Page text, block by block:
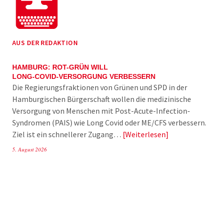
AUS DER REDAKTION
HAMBURG: ROT-GRÜN WILL
LONG-COVID-VERSORGUNG VERBESSERN
Die Regierungsfraktionen von Grünen und SPD in der
Hamburgischen Bürgerschaft wollen die medizinische
Versorgung von Menschen mit Post-Acute-Infection-
Syndromen (PAIS) wie Long Covid oder ME/CFS verbessern.
Ziel ist ein schnellerer Zugang… Weiterlesen
5. August 2026